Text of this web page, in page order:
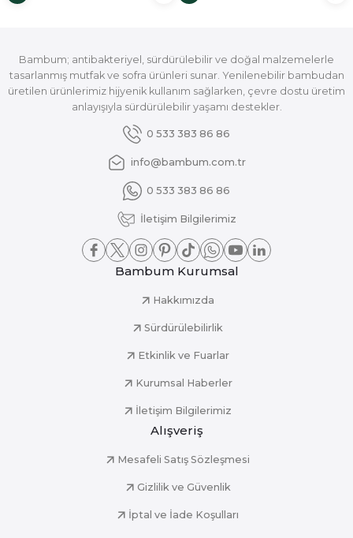
Bambum; antibakteriyel, sürdürülebilir ve doğal malzemelerle
tasarlanmış mutfak ve sofra ürünleri sunar. Yenilenebilir bambudan
üretilen ürünlerimiz hijyenik kullanım sağlarken, çevre dostu üretim
anlayışıyla sürdürülebilir yaşamı destekler.
0 533 383 86 86
info@bambum.com.tr
0 533 383 86 86
İletişim Bilgilerimiz
Bambum Kurumsal
Hakkımızda
Sürdürülebilirlik
Etkinlik ve Fuarlar
Kurumsal Haberler
İletişim Bilgilerimiz
Alışveriş
Mesafeli Satış Sözleşmesi
Gizlilik ve Güvenlik
İptal ve İade Koşulları